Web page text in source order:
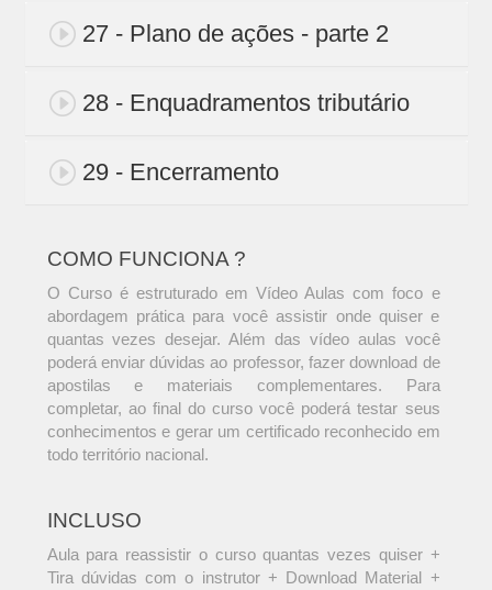
27 - Plano de ações - parte 2
28 - Enquadramentos tributário
29 - Encerramento
COMO FUNCIONA ?
O Curso é estruturado em Vídeo Aulas com foco e
abordagem prática para você assistir onde quiser e
quantas vezes desejar. Além das vídeo aulas você
poderá enviar dúvidas ao professor, fazer download de
apostilas e materiais complementares. Para
completar, ao final do curso você poderá testar seus
conhecimentos e gerar um certificado reconhecido em
todo território nacional.
INCLUSO
Aula para reassistir o curso quantas vezes quiser +
Tira dúvidas com o instrutor + Download Material +